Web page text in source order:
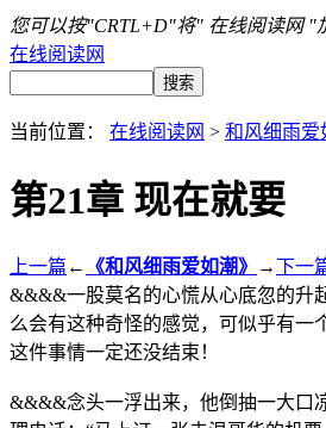
您可以按"CRTL+D"将" 在线阅读网 "
在线阅读网
当前位置： 在线阅读网 > 和风细雨爱
第21章 现在就要
上一篇 ← 《和风细雨爱如潮》 →下一
&&&&一股莫名的心慌从心底忽的升
么会有这种奇怪的感觉，可似乎有
这件事情一定还没结束！
&&&&念头一浮出来，他倒抽一大口